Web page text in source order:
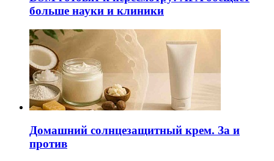
больше науки и клиники
Домашний солнцезащитный крем. За и
против